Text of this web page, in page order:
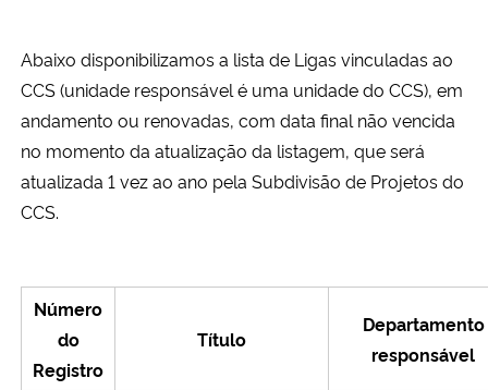
Secretaria-Geral
Secretaria de Governo
Gabinete de Segurança Institucional
Banco Central do Brasil
Abaixo disponibilizamos a lista de Ligas vinculadas ao
CCS (unidade responsável é uma unidade do CCS), em
andamento ou renovadas, com data final não vencida
no momento da atualização da listagem, que será
atualizada 1 vez ao ano pela Subdivisão de Projetos do
CCS.
Número
do
Registro
Título
Departamento
responsável